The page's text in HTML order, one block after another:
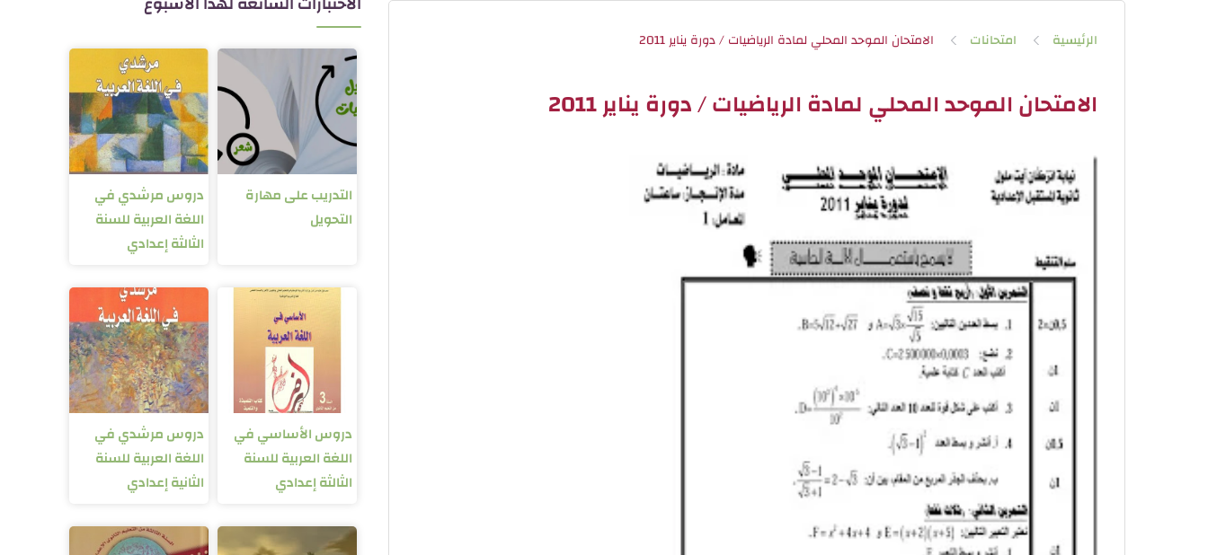
الرئيسية امتحانات
الامتحان الموحد المحلي لمادة الرياضيات / دورة يناير 2011
التدريب على مهارة
التحويل
دروس مرشدي في
اللغة العربية للسنة
الثالثة إعدادي
دروس الأساسي في
اللغة العربية للسنة
الثالثة إعدادي
دروس مرشدي في
اللغة العربية للسنة
الثانية إعدادي